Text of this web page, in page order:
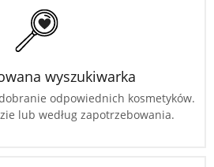
wyszukiwarka
odpowiednich kosmetyków.
lub według zapotrzebowania.